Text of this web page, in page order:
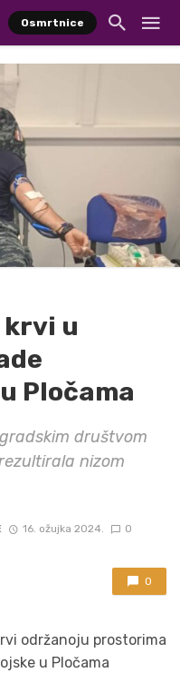
Osmrtnice
u
Pločama
društvom
nizom
16. ožujka 2024. 0
0
održanoju prostorima
u Pločama